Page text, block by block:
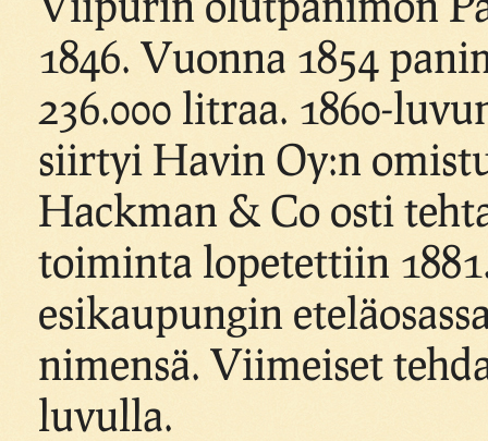
1846. Vuonna 1854
236.000 litraa. 1860-
siirtyi Havin Oy:n
Hackman & Co osti
toiminta lopetettiin
esikaupungin
nimensä. Viimeiset
luvulla.